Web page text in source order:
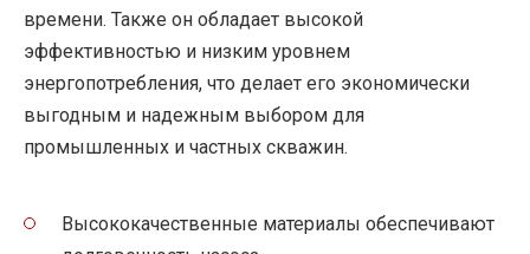
времени. Также он обладает высокой
эффективностью и низким уровнем
энергопотребления, что делает его экономически
выгодным и надежным выбором для
промышленных и частных скважин.
Высококачественные материалы обеспечивают